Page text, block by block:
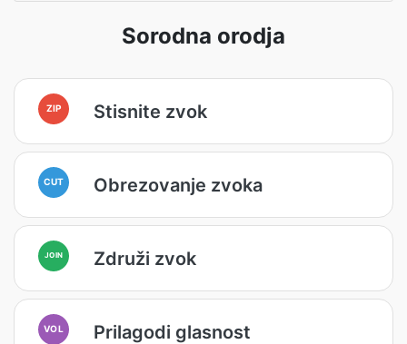
Sorodna orodja
ZIP Stisnite zvok
CUT Obrezovanje zvoka
JOIN Združi zvok
VOL Prilagodi glasnost